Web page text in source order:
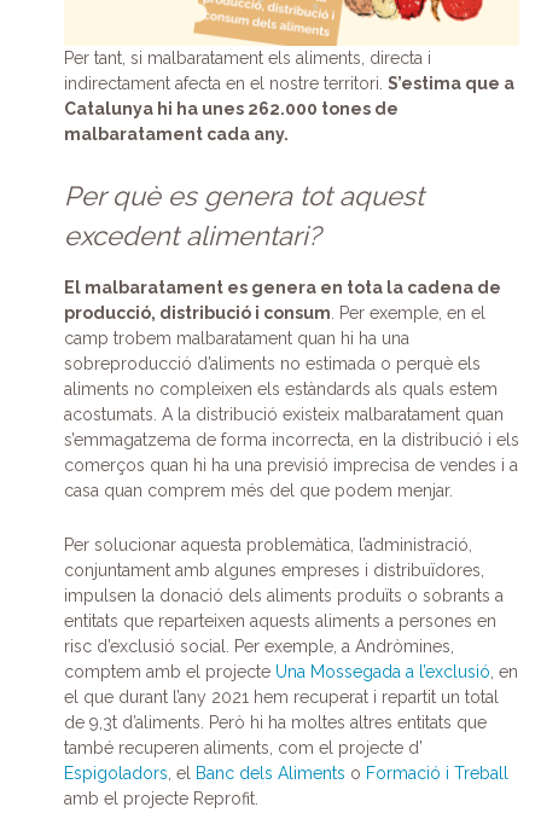
Per tant, si malbaratament els aliments, directa i
indirectament afecta en el nostre territori. S’estima que a
Catalunya hi ha unes 262.000 tones de
malbaratament cada any.
Per què es genera tot aquest
excedent alimentari?
El malbaratament es genera en tota la cadena de
producció, distribució i consum. Per exemple, en el
camp trobem malbaratament quan hi ha una
sobreproducció d’aliments no estimada o perquè els
aliments no compleixen els estàndards als quals estem
acostumats. A la distribució existeix malbaratament quan
s’emmagatzema de forma incorrecta, en la distribució i els
comerços quan hi ha una previsió imprecisa de vendes i a
casa quan comprem més del que podem menjar.
Per solucionar aquesta problemàtica, l’administració,
conjuntament amb algunes empreses i distribuïdores,
impulsen la donació dels aliments produïts o sobrants a
entitats que reparteixen aquests aliments a persones en
risc d’exclusió social. Per exemple, a Andròmines,
comptem amb el projecteUna Mossegada a l’exclusió, en
el que durant l’any 2021 hem recuperat i repartit un total
de 9,3t d’aliments. Però hi ha moltes altres entitats que
també recuperen aliments, com el projecte d’
Espigoladors, el Banc dels Aliments o Formació i Treball
amb el projecte Reprofit.